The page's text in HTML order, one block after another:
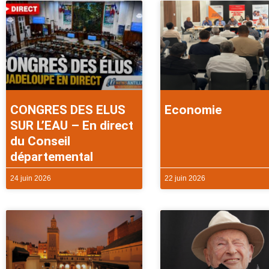
CONGRES DES ELUS
SUR L’EAU – En direct
du Conseil
départemental
24 juin 2026
Economie
22 juin 2026